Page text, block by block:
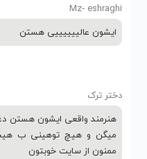
Mz‐ eshraghi
ایشون عالییییییی هستن
دختر ترک
هنرمند واقعی ایشون هستن
میگن و هیچ توهینی ب
ممنون از سایت خوبتون